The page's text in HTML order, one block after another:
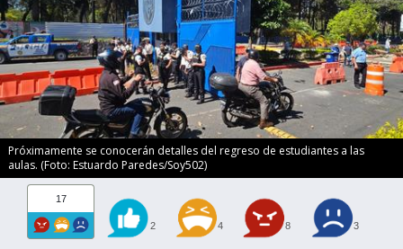
Próximamente se conocerán detalles del regreso de estudiantes a las
aulas. (Foto: Estuardo Paredes/Soy502)
17
2 4 8 3